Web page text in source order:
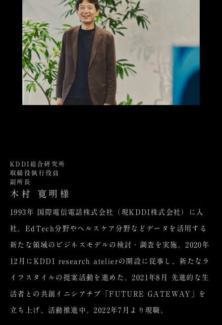
KDDI総合研究所
取締役執行役員
副所長
木村 寛明様
1993年 国際電信電話株式会社（現KDDI株式会社）に入
社。EdTech分野やヘルスケア分野などデータを活用する
新たな領域のビジネスモデルの検討・調査を実施。2020年
12月にKDDI research atelierの開設に従事し、新たなラ
イフスタイルの提案活動を進めた。2021年8月 先進的な生
活者との共創イニシアチブ「FUTURE GATEWAY」を
立ち上げ、活動推進中。2022年7月より現職。